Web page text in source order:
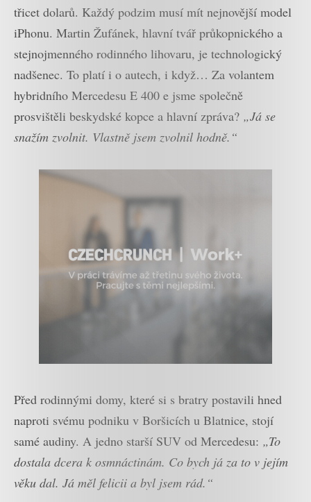
třicet dolarů. Každý podzim musí mít nejnovější model
iPhonu. Martin Žufánek, hlavní tvář průkopnického a
stejnojmenného rodinného lihovaru, je technologický
nadšenec. To platí i o autech, i když… Za volantem
hybridního Mercedesu E 400 e jsme společně
prosvištěli beskydské kopce a hlavní zpráva? „Já se
snažím zvolnit. Vlastně jsem zvolnil hodně.“
Před rodinnými domy, které si s bratry postavili hned
naproti svému podniku v Boršicích u Blatnice, stojí
samé audiny. A jedno starší SUV od Mercedesu: „To
dostala dcera k osmnáctinám. Co bych já za to v jejím
věku dal. Já měl felicii a byl jsem rád.“